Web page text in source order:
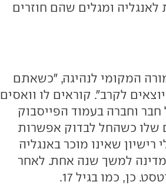
ומגלים שהם חוזרים
המקומי לנהיגה, "כשאתם
לקרב". קוראים לו וואסים
חבר וחברה בעמוד הפייסבוק
שלו כשהחל לבדוק אפשרות
רישיון שאינו מוכר באנגליה
למשך שנה אחת. לאחר
כן, כמו בגיל 17.